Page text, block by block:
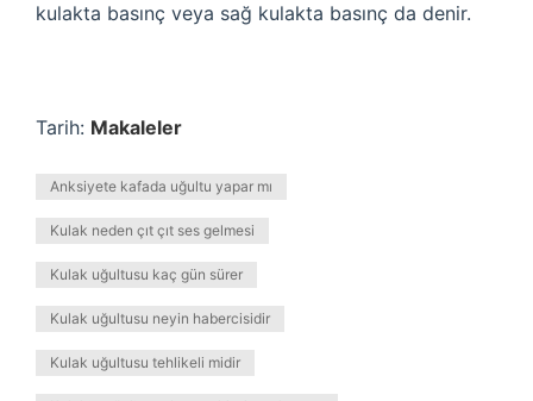
kulakta basınç veya sağ kulakta basınç da denir.
Tarih: Makaleler
Anksiyete kafada uğultu yapar mı
Kulak neden çıt çıt ses gelmesi
Kulak uğultusu kaç gün sürer
Kulak uğultusu neyin habercisidir
Kulak uğultusu tehlikeli midir